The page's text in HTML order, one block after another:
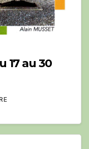
17 au 30